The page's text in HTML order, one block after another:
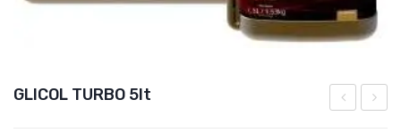
GLICOL TURBO 5lt